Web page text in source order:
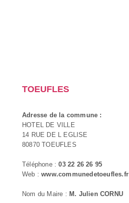
TOEUFLES
Adresse de la commune :
HOTEL DE VILLE
14 RUE DE L EGLISE
80870 TOEUFLES
Téléphone :03 22 26 26 95
Web :www.communedetoeufles.fr
Nom du Maire : M. Julien CORNU